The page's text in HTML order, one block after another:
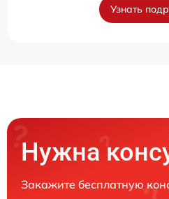
Узнать
Нужна
Закажите бесплатную